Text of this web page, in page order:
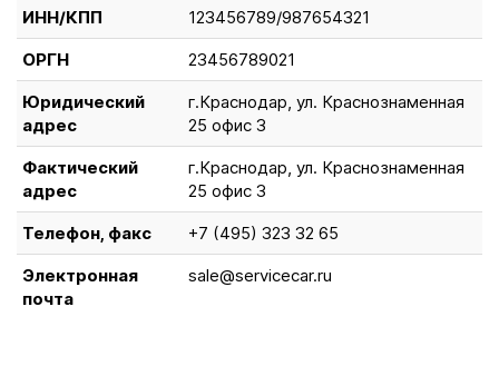
ИНН/КПП
123456789/987654321
ОРГН
23456789021
Юридический
адрес
г.Краснодар, ул. Краснознаменная
25 офис 3
Фактический
адрес
г.Краснодар, ул. Краснознаменная
25 офис 3
Телефон, факс
+7 (495) 323 32 65
Электронная
почта
sale@servicecar.ru